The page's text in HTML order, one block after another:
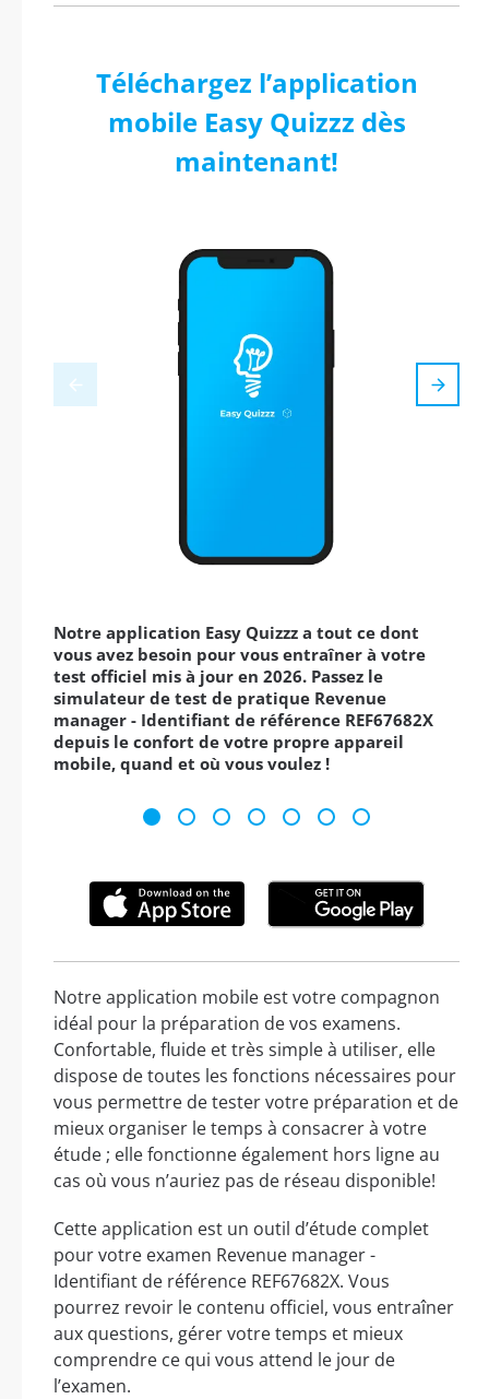
Téléchargez l’application
mobile Easy Quizzz dès
maintenant!
Notre application Easy Quizzz a tout ce dont
vous avez besoin pour vous entraîner à votre
test officiel mis à jour en 2026. Passez le
simulateur de test de pratique Revenue
manager - Identifiant de référence REF67682X
depuis le confort de votre propre appareil
mobile, quand et où vous voulez !
Notre application mobile est votre compagnon
idéal pour la préparation de vos examens.
Confortable, fluide et très simple à utiliser, elle
dispose de toutes les fonctions nécessaires pour
vous permettre de tester votre préparation et de
mieux organiser le temps à consacrer à votre
étude ; elle fonctionne également hors ligne au
cas où vous n’auriez pas de réseau disponible!
Cette application est un outil d’étude complet
pour votre examen Revenue manager -
Identifiant de référence REF67682X. Vous
pourrez revoir le contenu officiel, vous entraîner
aux questions, gérer votre temps et mieux
comprendre ce qui vous attend le jour de
l’examen.